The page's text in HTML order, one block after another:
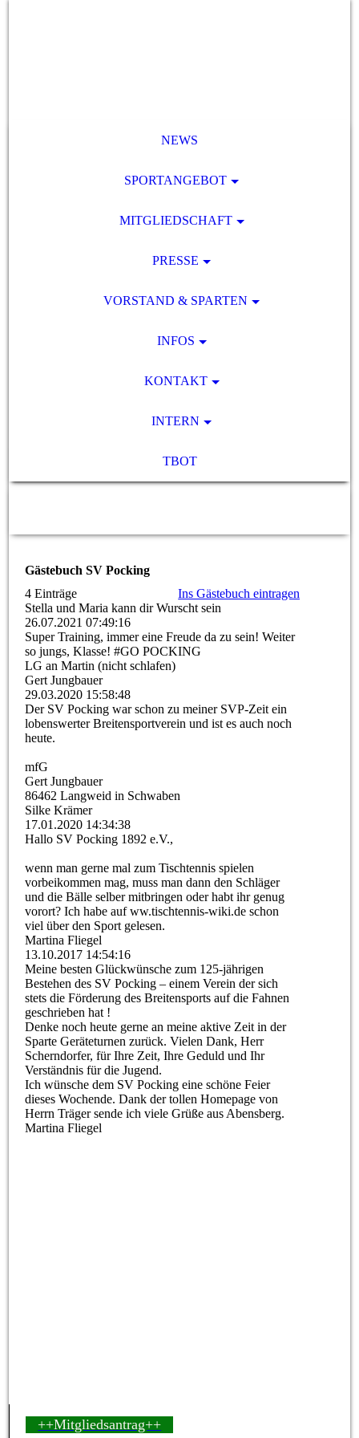
NEWS
SPORTANGEBOT
MITGLIEDSCHAFT
PRESSE
VORSTAND & SPARTEN
INFOS
KONTAKT
INTERN
TBOT
Gästebuch SV Pocking
4 Einträge
Ins Gästebuch eintragen
Stella und Maria kann dir Wurscht sein
26.07.2021 07:49:16
Super Training, immer eine Freude da zu sein! Weiter
so jungs, Klasse! #GO POCKING
LG an Martin (nicht schlafen)
Gert Jungbauer
29.03.2020 15:58:48
Der SV Pocking war schon zu meiner SVP-Zeit ein
lobenswerter Breitensportverein und ist es auch noch
heute.
mfG
Gert Jungbauer
86462 Langweid in Schwaben
Silke Krämer
17.01.2020 14:34:38
Hallo SV Pocking 1892 e.V.,
wenn man gerne mal zum Tischtennis spielen
vorbeikommen mag, muss man dann den Schläger
und die Bälle selber mitbringen oder habt ihr genug
vorort? Ich habe auf ww.tischtennis-wiki.de schon
viel über den Sport gelesen.
Martina Fliegel
13.10.2017 14:54:16
Meine besten Glückwünsche zum 125-jährigen
Bestehen des SV Pocking – einem Verein der sich
stets die Förderung des Breitensports auf die Fahnen
geschrieben hat !
Denke noch heute gerne an meine aktive Zeit in der
Sparte Geräteturnen zurück. Vielen Dank, Herr
Scherndorfer, für Ihre Zeit, Ihre Geduld und Ihr
Verständnis für die Jugend.
Ich wünsche dem SV Pocking eine schöne Feier
dieses Wochende. Dank der tollen Homepage von
Herrn Träger sende ich viele Grüße aus Abensberg.
Martina Fliegel
++Mitgliedsantrag++